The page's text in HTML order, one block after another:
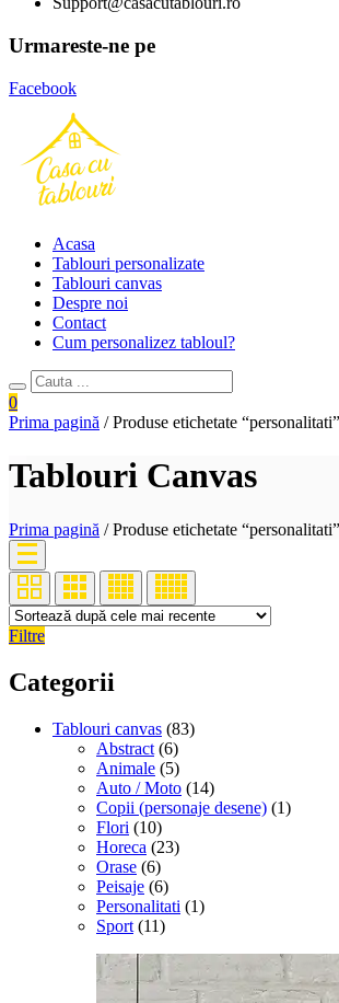
Urmareste-ne pe
Facebook
Acasa
Tablouri personalizate
Tablouri canvas
Despre noi
Contact
Cum personalizez tabloul?
0
Prima pagină / Produse etichetate “personalitati”
Tablouri Canvas
Prima pagină / Produse etichetate “personalitati”
Filtre
Categorii
Tablouri canvas (83)
Abstract (6)
Animale (5)
Auto / Moto (14)
Copii (personaje desene) (1)
Flori (10)
Horeca (23)
Orase (6)
Peisaje (6)
Personalitati (1)
Sport (11)